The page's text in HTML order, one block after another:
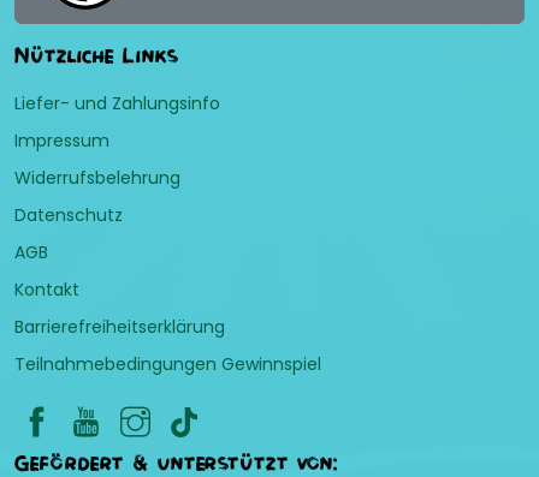
Nützliche Links
Liefer- und Zahlungsinfo
Impressum
Widerrufsbelehrung
Datenschutz
AGB
Kontakt
Barrierefreiheitserklärung
Teilnahmebedingungen Gewinnspiel
Gefördert & unterstützt von: